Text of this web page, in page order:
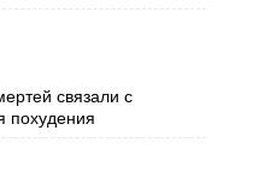
связали с
похудения